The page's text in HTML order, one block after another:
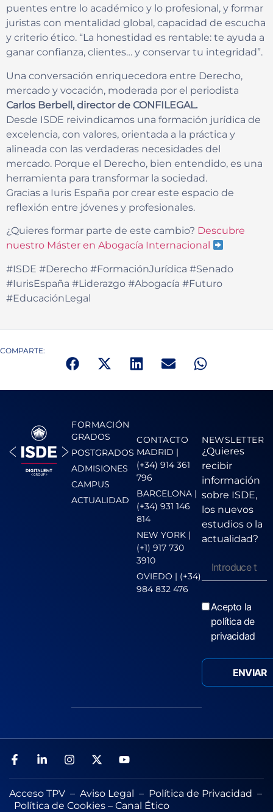
puentes entre lo académico y lo profesional, y formar
juristas con mentalidad global, capacidad de escucha
y criterio ético. “La honestidad es rentable: te ayuda a
ganar confianza, clientes… y conservar tu integridad”.
Una conversación enriquecedora entre Derecho,
mercado y vocación, moderada por el periodista
Carlos Berbell, director de CONFILEGAL.
Desde ISDE reivindicamos una formación jurídica de
excelencia, con valores, orientada a la práctica y
alineada con las verdaderas necesidades del
mercado. Porque el Derecho, bien entendido, es una
herramienta para transformar la sociedad.
Gracias a Iuris España por crear este espacio de
reflexión entre jóvenes y profesionales.
¿Quieres formar parte de este cambio? Descubre
nuestro Máster en Abogacía Internacional
#ISDE #Derecho #FormaciónJurídica #Senado
#IurisEspaña #Liderazgo #Abogacía #Futuro
#EducaciónLegal
COMPARTE:
FORMACIÓN
GRADOS
POSTGRADOS
ADMISIONES
CAMPUS
ACTUALIDAD
CONTACTO
MADRID |
(+34) 914 361
796
BARCELONA |
(+34) 931 146
814
NEW YORK |
(+1) 917 730
3910
OVIEDO | (+34)
984 832 476
NEWSLETTER
¿Quieres
recibir
información
sobre ISDE,
los nuevos
estudios o la
actualidad?
Acepto la
política de
privacidad
Acceso TPV – Aviso Legal – Política de Privacidad –
Política de Cookies – Canal Ético